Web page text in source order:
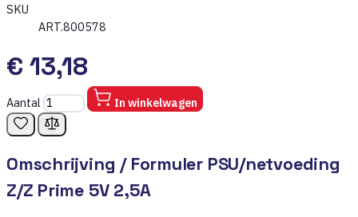
SKU
ART.800578
€ 13,18
Aantal In winkelwagen
Omschrijving / Formuler PSU/netvoeding
Z/Z Prime 5V 2,5A